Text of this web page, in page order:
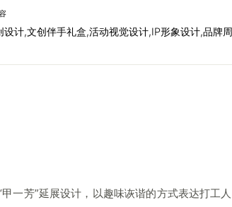
设计,文创伴手礼盒,活动视觉设计,IP形象设计,品牌
一芳”延展设计，以趣味诙谐的方式表达打工